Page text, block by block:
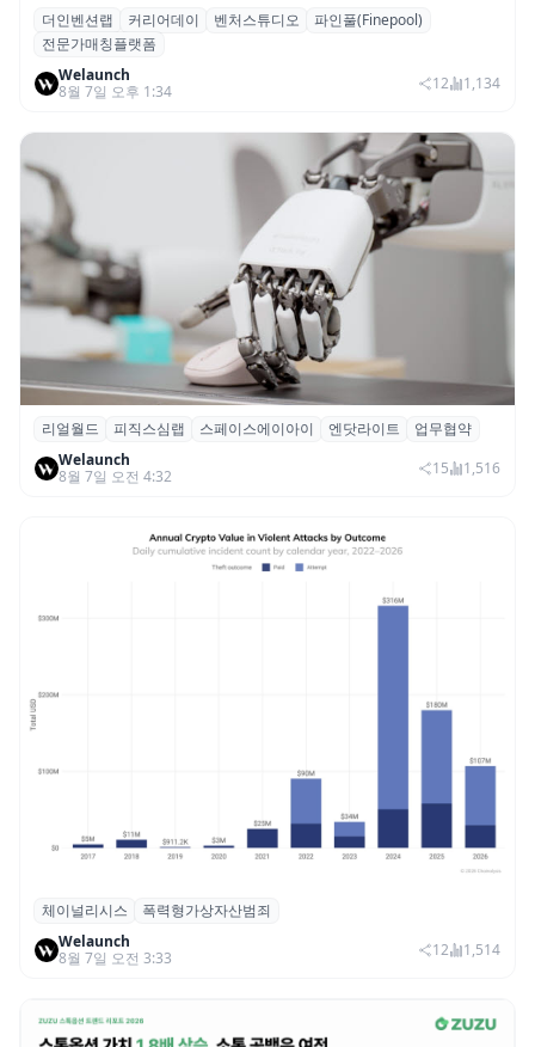
더인벤션랩·커리어데이, 스타트업 전문가 매
칭 플랫폼 ‘파인풀’ 출시
더인벤션랩 커리어데이 벤처스튜디오
파인풀(Finepool)
전문가매칭플랫폼
Welaunch
8월 7일 오후 1:34
12 1,134
리얼월드, 로봇테크 스타트업 3곳과 손잡고
휴머노이드 표준 만든다
리얼월드 피직스심랩 스페이스에이아이 엔닷라이트
업무협약
Welaunch
8월 7일 오전 4:32
15 1,516
체이널리시스 “가상자산 보유자 대상 폭력
범죄 증가…상반기 탈취액 3000만 달러 돌파
체이널리시스
폭력형가상자산범죄
Welaunch
8월 7일 오전 3:33
12 1,514